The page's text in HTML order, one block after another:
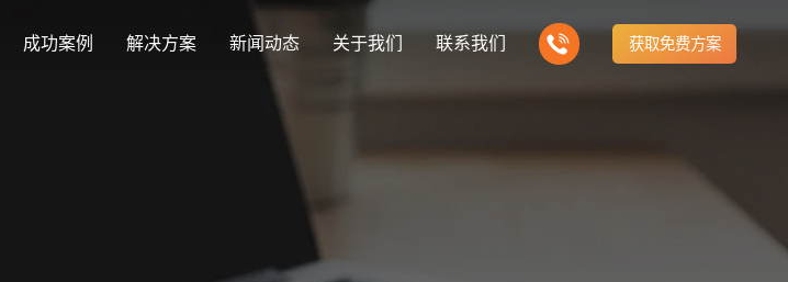
成功案例
购物商城网站
解决方案 新闻动态 关于我们
汇款方式
联系我们 获取免费方案